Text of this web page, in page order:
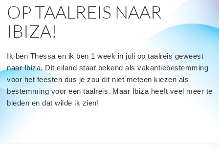
OP TAALREIS NAAR
IBIZA!
Ik ben Thessa en ik ben 1 week in juli op taalreis geweest
naar Ibiza. Dit eiland staat bekend als vakantiebestemming
voor het feesten dus je zou dit niet meteen kiezen als
bestemming voor een taalreis. Maar Ibiza heeft veel meer te
bieden en dat wilde ik zien!